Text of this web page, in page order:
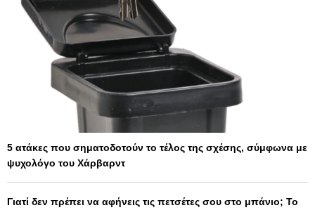
5 ατάκες που σηματοδοτούν το τέλος της σχέσης, σύμφωνα με
ψυχολόγο του Χάρβαρντ
Γιατί δεν πρέπει να αφήνεις τις πετσέτες σου στο μπάνιο; Το